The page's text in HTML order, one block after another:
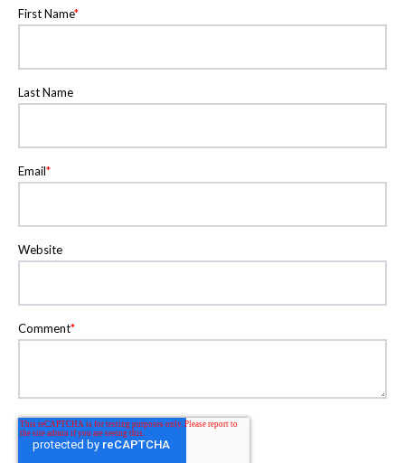
First Name*
Last Name
Email*
Website
Comment*